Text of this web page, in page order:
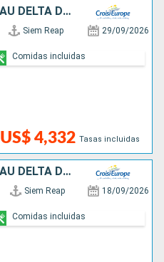
DES TEMPLES D'ANGKOR AU DELTA DU MÉKONG
Siem Reap 29/09/2026
US$ 4,332 Tasas incluidas
Comidas incluidas
DES TEMPLES D'ANGKOR AU DELTA DU MÉKONG
Siem Reap 18/09/2026
Comidas incluidas